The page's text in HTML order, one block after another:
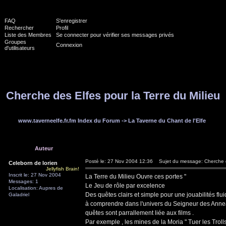
FAQ
S'enregistrer
Rechercher
Profil
Liste des Membres
Se connecter pour vérifier ses messages privés
Groupes
d'utilisateurs
Connexion
Cherche des Elfes pour la Terre du Milieu
www.taverneelfe.fr.fm Index du Forum -> La Taverne du Chant de l'Elfe
Auteur
Celeborn de lorien
Jellyfish Brain!
Inscrit le: 27 Nov 2004
Messages: 1
Localisation: Aupres de
Galadriel
Posté le: 27 Nov 2004 12:36 Sujet du message: Cherche
La Terre du Milieu Ouvre ces portes "
Le Jeu de rôle par excelence
Des quêtes clairs et simple pour une jouabilités
à comprendre dans l'univers du Seigneur des
quêtes sont parrallement liée aux films .
Par exemple , les mines de la Moria " Tuer les